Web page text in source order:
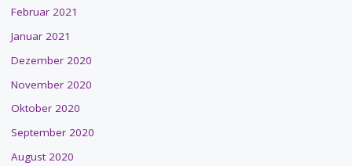
Februar 2021
Januar 2021
Dezember 2020
November 2020
Oktober 2020
September 2020
August 2020